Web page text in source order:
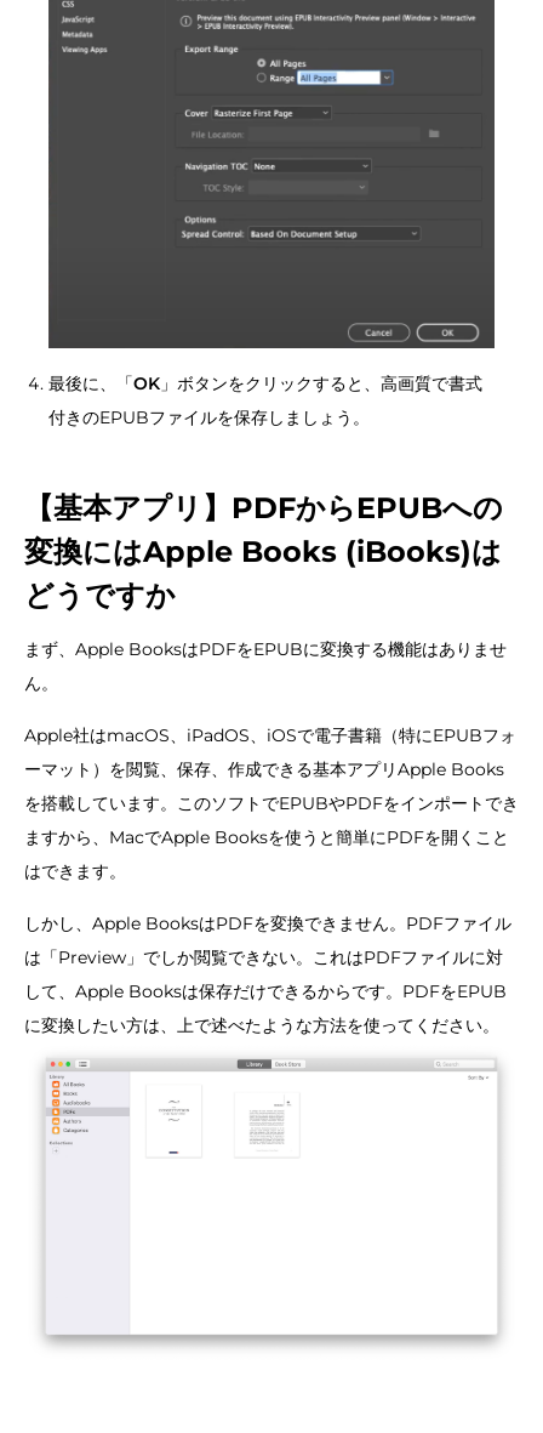
最後に、「OK 」ボタンをクリックすると、高画質で書式
付きのEPUBファイルを保存しましょう。
【基本アプリ】PDFからEPUBへの
変換にはApple Books (iBooks)は
どうですか
まず、Apple BooksはPDFをEPUBに変換する機能はありませ
ん。
Apple社はmacOS、iPadOS、iOSで電子書籍（特にEPUBフォ
ーマット）を閲覧、保存、作成できる基本アプリApple Books
を搭載しています。このソフトでEPUBやPDFをインポートでき
ますから、MacでApple Booksを使うと簡単にPDFを開くこと
はできます。
しかし、Apple BooksはPDFを変換できません。PDFファイル
は「Preview」でしか閲覧できない。これはPDFファイルに対
して、Apple Booksは保存だけできるからです。PDFをEPUB
に変換したい方は、上で述べたような方法を使ってください。